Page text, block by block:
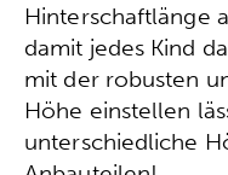
Hinterschaftlänge
damit jedes Kind
mit der robusten
Höhe einstellen
unterschiedliche